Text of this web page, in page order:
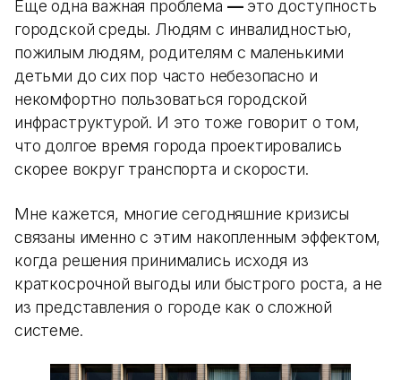
Еще одна важная проблема —это доступность
городской среды. Людям с инвалидностью,
пожилым людям, родителям с маленькими
детьми до сих пор часто небезопасно и
некомфортно пользоваться городской
инфраструктурой. И это тоже говорит о том,
что долгое время города проектировались
скорее вокруг транспорта и скорости.
Мне кажется, многие сегодняшние кризисы
связаны именно с этим накопленным эффектом,
когда решения принимались исходя из
краткосрочной выгоды или быстрого роста, а не
из представления о городе как о сложной
системе.